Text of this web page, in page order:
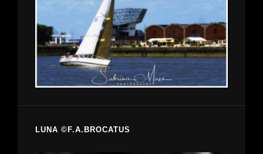
LUNA ©F.A.BROCATUS